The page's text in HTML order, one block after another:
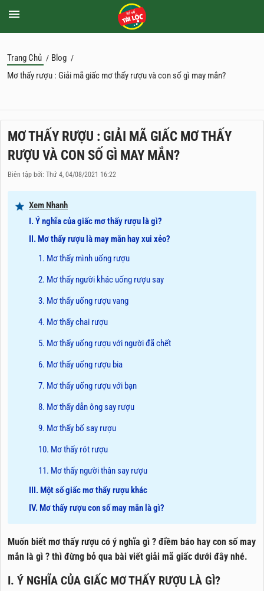
Trang Chủ / Blog /
Mơ thấy rượu : Giải mã giấc mơ thấy rượu và con số gì may mắn?
MƠ THẤY RƯỢU : GIẢI MÃ GIẤC MƠ THẤY
RƯỢU VÀ CON SỐ GÌ MAY MẮN?
Biên tập bởi: Thứ 4, 04/08/2021 16:22
Xem Nhanh
I. Ý nghĩa của giấc mơ thấy rượu là gì?
II. Mơ thấy rượu là may mắn hay xui xẻo?
1. Mơ thấy mình uống rượu
2. Mơ thấy người khác uống rượu say
3. Mơ thấy uống rượu vang
4. Mơ thấy chai rượu
5. Mơ thấy uống rượu với người đã chết
6. Mơ thấy uống rượu bia
7. Mơ thấy uống rượu với bạn
8. Mơ thấy dẫn ông say rượu
9. Mơ thấy bố say rượu
10. Mơ thấy rót rượu
11. Mơ thấy người thân say rượu
III. Một số giấc mơ thấy rượu khác
IV. Mơ thấy rượu con số may mắn là gì?
Muốn biết mơ thấy rượu có ý nghĩa gì ? điềm báo hay con số may
mắn là gì ? thì đừng bỏ qua bài viết giải mã giấc dưới đây nhé.
I. Ý NGHĨA CỦA GIẤC MƠ THẤY RƯỢU LÀ GÌ?